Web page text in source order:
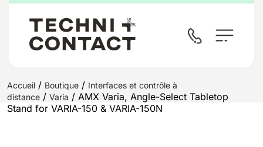
Accueil / Boutique / Interfaces et contrôle à
distance / Varia / AMX Varia, Angle-Select Tabletop
Stand for VARIA-150 & VARIA-150N